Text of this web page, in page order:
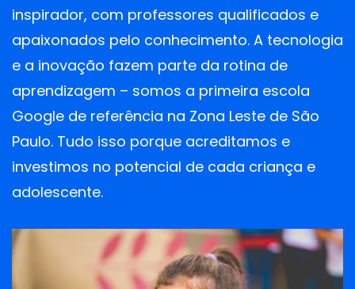
inspirador, com professores qualificados e
apaixonados pelo conhecimento. A tecnologia
e a inovação fazem parte da rotina de
aprendizagem – somos a primeira escola
Google de referência na Zona Leste de São
Paulo. Tudo isso porque acreditamos e
investimos no potencial de cada criança e
adolescente.